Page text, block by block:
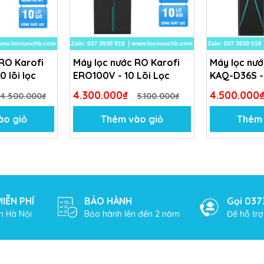
Karofi
lõi lọc
4.500.000₫
giỏ
Máy lọc nước RO Karofi
ERO100V - 10 Lõi Lọc
4.300.000₫ 5.100.000₫
Thêm vào giỏ
Máy lọc
KAQ-D36S
PHÍ
Hà Nội
BẢO HÀNH
Bảo hành lên đến 2 năm
Gọi
Để hỗ